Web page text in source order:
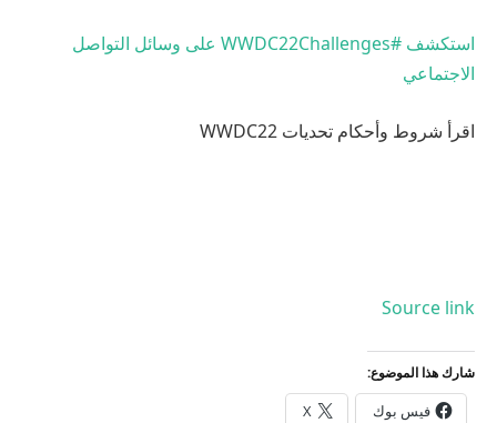
استكشف #WWDC22Challenges على وسائل التواصل
الاجتماعي
اقرأ شروط وأحكام تحديات WWDC22
Source link
شارك هذا الموضوع:
فيس بوك X